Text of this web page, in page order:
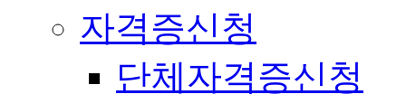
자격증신청
단체자격증신청